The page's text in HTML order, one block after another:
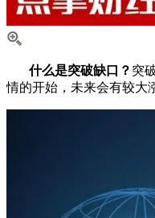
什么是突破缺口？ 突
情的开始，未来会有较大